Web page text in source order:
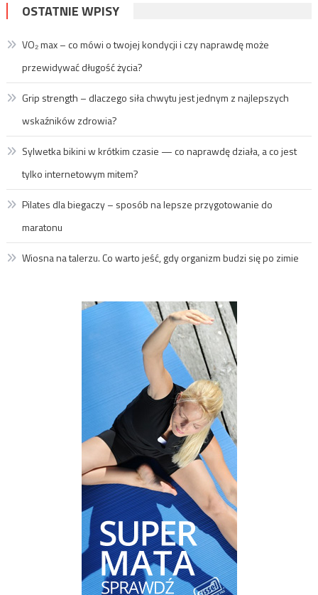
OSTATNIE WPISY
VO₂ max – co mówi o twojej kondycji i czy naprawdę może
przewidywać długość życia?
Grip strength – dlaczego siła chwytu jest jednym z najlepszych
wskaźników zdrowia?
Sylwetka bikini w krótkim czasie — co naprawdę działa, a co jest
tylko internetowym mitem?
Pilates dla biegaczy – sposób na lepsze przygotowanie do
maratonu
Wiosna na talerzu. Co warto jeść, gdy organizm budzi się po zimie